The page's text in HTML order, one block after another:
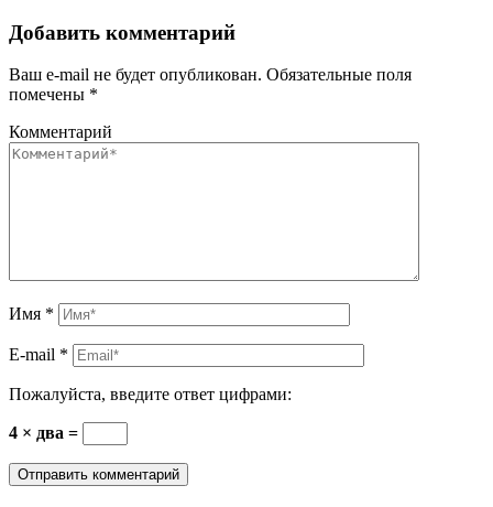
Добавить комментарий
Ваш e-mail не будет опубликован. Обязательные поля
помечены *
Комментарий
Имя *
E-mail *
Пожалуйста, введите ответ цифрами:
4 × два =